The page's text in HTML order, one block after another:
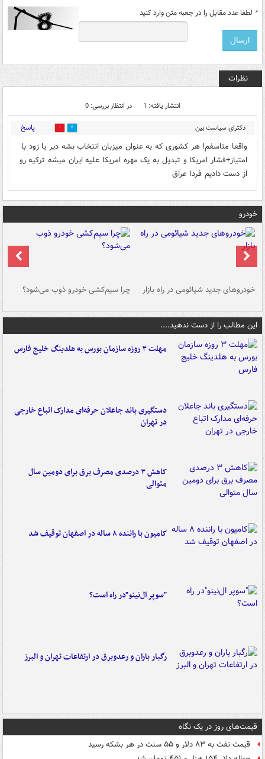
* لطفا عدد مقابل را در جعبه متن وارد کنید
نظرات
انتشار یافته: 1 در انتظار بررسی: 0
دکترای سیاست بین
الملل
۰۳:۵۷ - ۱۳۹۱/۰۱/۱۸
0 پاسخ
واقعا متاسفم! هر کشوری که به عنوان میزبان انتخاب بشه دیر یا زود با
امتیاز+فشار امریکا و تبدیل به یک مهره امریکا علیه ایران میشه ترکیه رو
از دست دادیم فردا عراق
خودرو
خودروهای جدید شیائومی در راه بازار چرا سیم‌کشی خودرو ذوب می‌شود؟
این مطالب را از دست ندهید....
مهلت ۳ روزه سازمان بورس به هلدینگ خلیج فارس
دستگیری باند جاعلان حرفه‌ای مدارک اتباع خارجی
در تهران
کاهش ۳ درصدی مصرف برق برای دومین سال
متوالی
کامیون با راننده ۸ ساله در اصفهان توقیف شد
"سوپر ال‌نینو"در راه است؟
رگبار باران و رعدوبرق در ارتفاعات تهران و البرز
قیمت‌های روز در یک نگاه
قیمت نفت به ۸۳ دلار و ۵۵ سنت در هر بشکه رسید